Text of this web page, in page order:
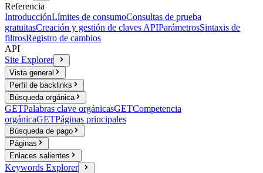
Referencia
IntroducciónLímites de consumoConsultas de prueba
gratuitasCreación y gestión de claves APIParámetrosSintaxis de
filtrosRegistro de cambios
API
Site Explorer
Vista general
Perfil de backlinks
Búsqueda orgánica
GETPalabras clave orgánicasGETCompetencia
orgánicaGETPáginas principales
Búsqueda de pago
Páginas
Enlaces salientes
Keywords Explorer